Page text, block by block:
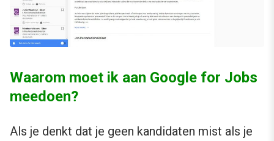
Waarom moet ik aan Google for Jobs
meedoen?
Als je denkt dat je geen kandidaten mist als je